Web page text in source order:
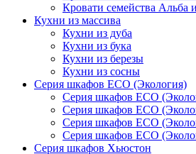
Кровати семейства Альба
Кухни из массива
Кухни из дуба
Кухни из бука
Кухни из березы
Кухни из сосны
Серия шкафов ECO (Экология)
Серия шкафов ECO
Серия шкафов ECO
Серия шкафов ECO
Серия шкафов ECO
Серия шкафов Хьюстон